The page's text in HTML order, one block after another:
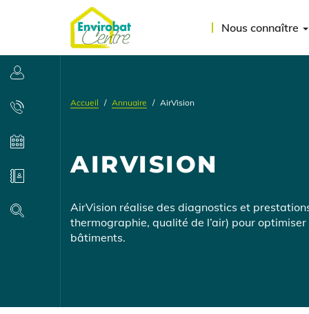
principal
Nous connaître
Accueil Annuaire AirVision
AIRVISION
Présentation
AirVision réalise des diagnostics et
thermographie, qualité de l’air) pour
bâtiments.
compte
l'utilisateur
Contact
Annuaire
Recherche